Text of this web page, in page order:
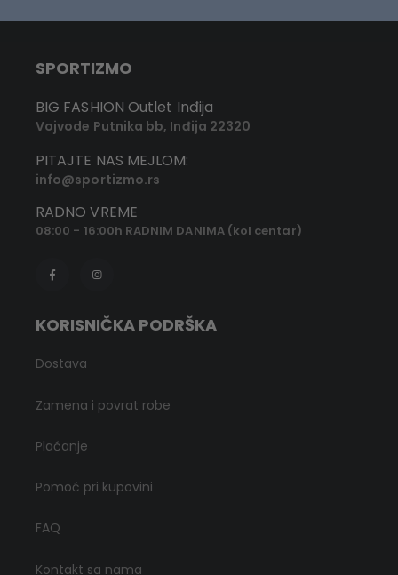
SPORTIZMO
BIG FASHION Outlet Inđija
Vojvode Putnika bb, Inđija 22320
PITAJTE NAS MEJLOM:
info@sportizmo.rs
RADNO VREME
08:00 - 16:00h RADNIM DANIMA (kol centar)
KORISNIČKA PODRŠKA
Dostava
Zamena i povrat robe
Plaćanje
Pomoć pri kupovini
FAQ
Kontakt sa nama